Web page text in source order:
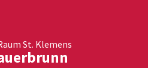
St. Klemens